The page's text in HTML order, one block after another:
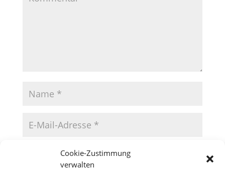
Cookie-Zustimmung
verwalten